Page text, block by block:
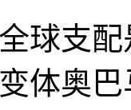
球支
体奥